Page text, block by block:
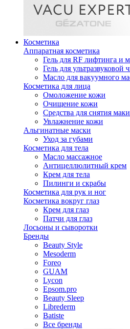
Косметика
Аппаратная косметика
Гель для RF лифтинга и
Гель для ультразвуковой
Масло для вакуумного
Косметика для лица
Омоложение кожи
Очищение кожи
Средства для снятия
Увлажнение кожи
Альгинатные маски
Уход за губами
Косметика для тела
Масло массажное
Антицеллюлитный крем
Крем для тела
Пилинги и скрабы
Косметика для рук и ног
Косметика вокруг глаз
Крем для глаз
Патчи для глаз
Лосьоны и сыворотки
Бренды
Beauty Style
Mesoderm
Foreo
GUAM
Lycon
Epsom.pro
Beauty Sleep
Librederm
Batiste
Все бренды